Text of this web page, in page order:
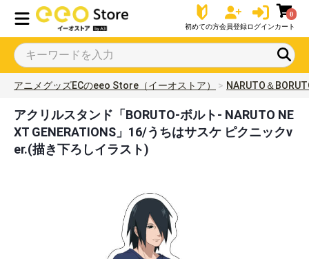
初めての方会員登録ログイン
0
カート
アニメグッズECのeeo Store（イーオストア） NARUTO＆
アクリルスタンド「BORUTO-ボルト- NARUTO NE
XT GENERATIONS」16/うちはサスケ ピクニックv
er.(描き下ろしイラスト)